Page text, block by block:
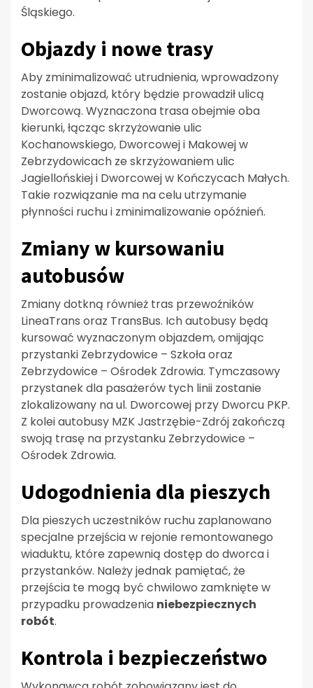
Śląskiego.
Objazdy i nowe trasy
Aby zminimalizować utrudnienia, wprowadzony
zostanie objazd, który będzie prowadził ulicą
Dworcową. Wyznaczona trasa obejmie oba
kierunki, łącząc skrzyżowanie ulic
Kochanowskiego, Dworcowej i Makowej w
Zebrzydowicach ze skrzyżowaniem ulic
Jagiellońskiej i Dworcowej w Kończycach Małych.
Takie rozwiązanie ma na celu utrzymanie
płynności ruchu i zminimalizowanie opóźnień.
Zmiany w kursowaniu
autobusów
Zmiany dotkną również tras przewoźników
LineaTrans oraz TransBus. Ich autobusy będą
kursować wyznaczonym objazdem, omijając
przystanki Zebrzydowice – Szkoła oraz
Zebrzydowice – Ośrodek Zdrowia. Tymczasowy
przystanek dla pasażerów tych linii zostanie
zlokalizowany na ul. Dworcowej przy Dworcu PKP.
Z kolei autobusy MZK Jastrzębie-Zdrój zakończą
swoją trasę na przystanku Zebrzydowice –
Ośrodek Zdrowia.
Udogodnienia dla pieszych
Dla pieszych uczestników ruchu zaplanowano
specjalne przejścia w rejonie remontowanego
wiaduktu, które zapewnią dostęp do dworca i
przystanków. Należy jednak pamiętać, że
przejścia te mogą być chwilowo zamknięte w
przypadku prowadzenia niebezpiecznych
robót.
Kontrola i bezpieczeństwo